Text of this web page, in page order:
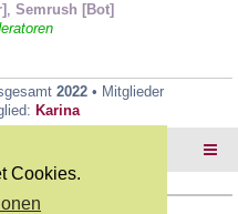
Cookies.
, Semrush [Bot]
2022 • Mitglieder
Karina